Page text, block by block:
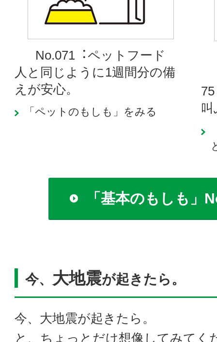
No.071︓ペットフード
人と同じように1週間分の備
えが安心。
「ペットのもしも」をみる
「基本のもしも」
今、 大地震が起きたら。
今、大地震が起きたら。
と、ちょっとだけ想像してみてく